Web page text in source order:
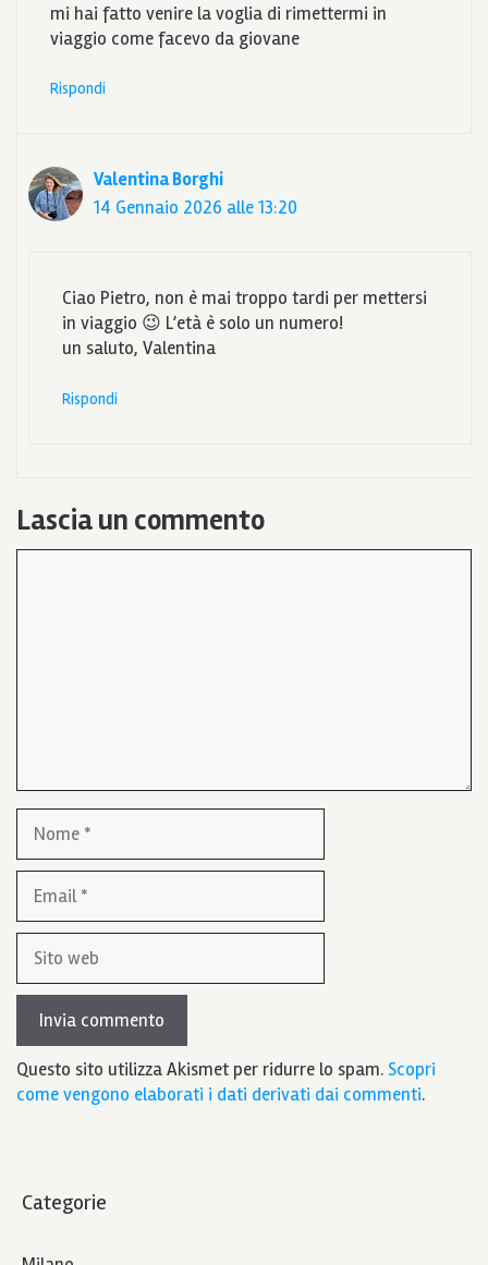
mi hai fatto venire la voglia di rimettermi in
viaggio come facevo da giovane
Rispondi
Valentina Borghi
14 Gennaio 2026 alle 13:20
Ciao Pietro, non è mai troppo tardi per mettersi
in viaggio 😉 L’età è solo un numero!
un saluto, Valentina
Rispondi
Lascia un commento
web
Questo sito utilizza Akismet per ridurre lo spam.Scopri
come vengono elaborati i dati derivati dai commenti.
Categorie